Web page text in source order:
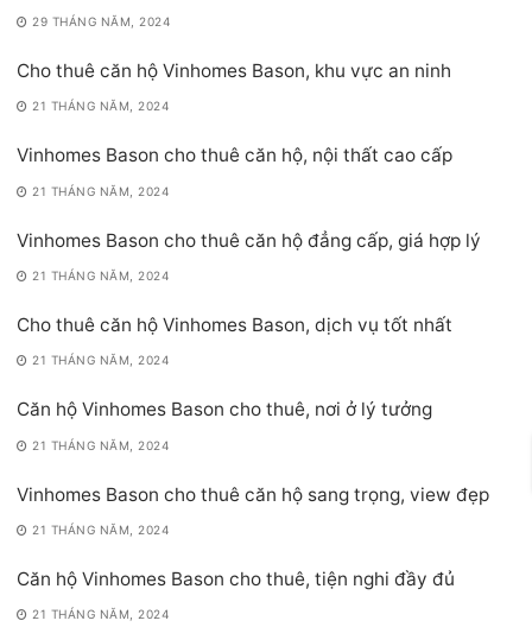
29 THÁNG NĂM, 2024
Cho thuê căn hộ Vinhomes Bason, khu vực an ninh
21 THÁNG NĂM, 2024
Vinhomes Bason cho thuê căn hộ, nội thất cao cấp
21 THÁNG NĂM, 2024
Vinhomes Bason cho thuê căn hộ đẳng cấp, giá hợp lý
21 THÁNG NĂM, 2024
Cho thuê căn hộ Vinhomes Bason, dịch vụ tốt nhất
21 THÁNG NĂM, 2024
Căn hộ Vinhomes Bason cho thuê, nơi ở lý tưởng
21 THÁNG NĂM, 2024
Vinhomes Bason cho thuê căn hộ sang trọng, view đẹp
21 THÁNG NĂM, 2024
Căn hộ Vinhomes Bason cho thuê, tiện nghi đầy đủ
21 THÁNG NĂM, 2024